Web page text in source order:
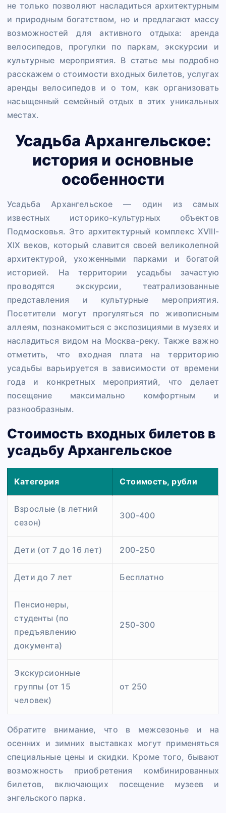
не только позволяют насладиться архитектурным
и природным богатством, но и предлагают массу
возможностей для активного отдыха: аренда
велосипедов, прогулки по паркам, экскурсии и
культурные мероприятия. В статье мы подробно
расскажем о стоимости входных билетов, услугах
аренды велосипедов и о том, как организовать
насыщенный семейный отдых в этих уникальных
местах.
Усадьба Архангельское:
история и основные
особенности
Усадьба Архангельское — один из самых
известных историко-культурных объектов
Подмосковья. Это архитектурный комплекс XVIII-
XIX веков, который славится своей великолепной
архитектурой, ухоженными парками и богатой
историей. На территории усадьбы зачастую
проводятся экскурсии, театрализованные
представления и культурные мероприятия.
Посетители могут прогуляться по живописным
аллеям, познакомиться с экспозициями в музеях и
насладиться видом на Москва-реку. Также важно
отметить, что входная плата на территорию
усадьбы варьируется в зависимости от времени
года и конкретных мероприятий, что делает
посещение максимально комфортным и
разнообразным.
Стоимость входных билетов в
усадьбу Архангельское
Категория Стоимость, рубли
Взрослые (в летний
сезон)
300-400
Дети (от 7 до 16 лет) 200-250
Дети до 7 лет Бесплатно
Пенсионеры,
студенты (по
предъявлению
документа)
250-300
Экскурсионные
группы (от 15
человек)
от 250
Обратите внимание, что в межсезонье и на
осенних и зимних выставках могут применяться
специальные цены и скидки. Кроме того, бывают
возможность приобретения комбинированных
билетов, включающих посещение музеев и
энгельского парка.